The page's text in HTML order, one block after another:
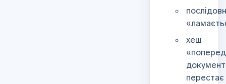
хеш
перестає